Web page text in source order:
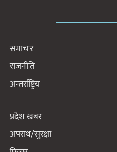
समाचार
राजनीति
अन्तर्राष्ट्रिय
प्रदेश खबर
अपराध/सुरक्षा